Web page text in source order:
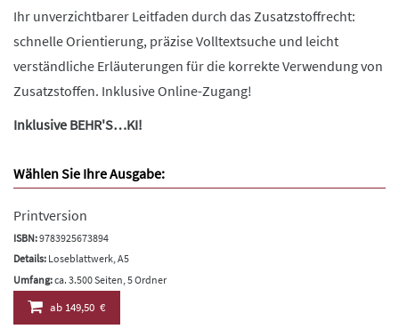
Ihr unverzichtbarer Leitfaden durch das Zusatzstoffrecht:
schnelle Orientierung, präzise Volltextsuche und leicht
verständliche Erläuterungen für die korrekte Verwendung von
Zusatzstoffen. Inklusive Online-Zugang!
Inklusive BEHR'S…KI!
Wählen Sie Ihre Ausgabe:
Printversion
ISBN:9783925673894
Details: Loseblattwerk, A5
Umfang:ca. 3.500 Seiten, 5 Ordner
ab149,50 €